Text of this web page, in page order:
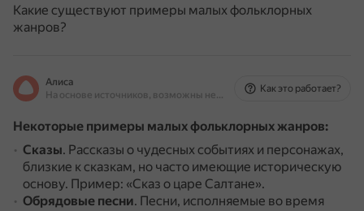
Какие существуют примеры малых фольклорных
жанров?
Алиса
На основе источников, возможны неточности
Как это работает?
Некоторые примеры малых фольклорных жанров:
Сказы. Рассказы о чудесных событиях и персонажах,
близкие к сказкам, но часто имеющие историческую
основу. Пример: «Сказ о царе Салтане».
Обрядовые песни. Песни, исполняемые во время